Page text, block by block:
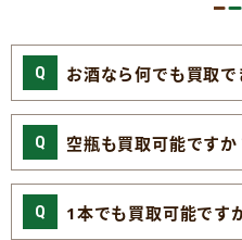
お酒なら何でも買取で
空瓶も買取可能ですか
1本でも買取可能です